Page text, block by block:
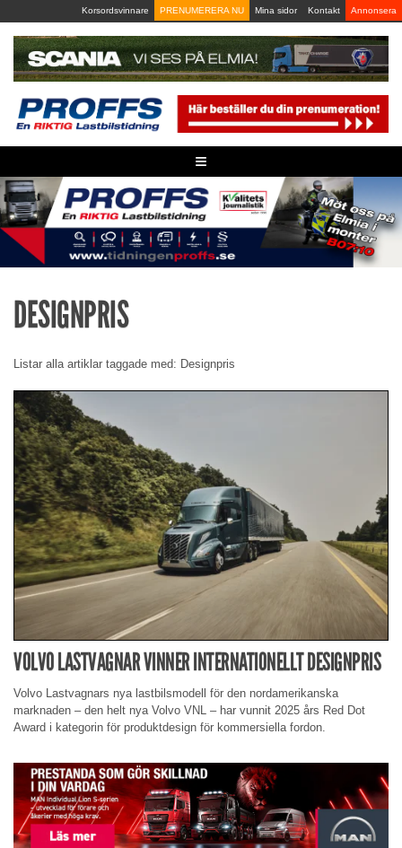
to
content
Korsordsvinnare PRENUMERERA NU Mina sidor Kontakt Annonsera
≡
DESIGNPRIS
Listar alla artiklar taggade med: Designpris
VOLVO LASTVAGNAR VINNER INTERNATIONELLT DESIGNPRIS
Volvo Lastvagnars nya lastbilsmodell för den nordamerikanska
marknaden – den helt nya Volvo VNL – har vunnit 2025 års Red Dot
Award i kategorin för produktdesign för kommersiella fordon.